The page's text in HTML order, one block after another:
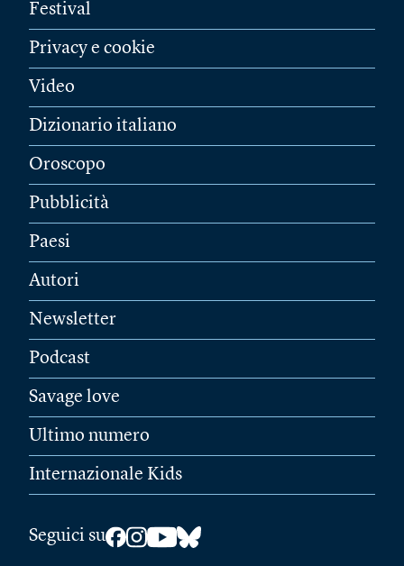
Festival
Privacy e cookie
Video
Dizionario italiano
Oroscopo
Pubblicità
Paesi
Autori
Newsletter
Podcast
Savage love
Ultimo numero
Internazionale Kids
Seguici su